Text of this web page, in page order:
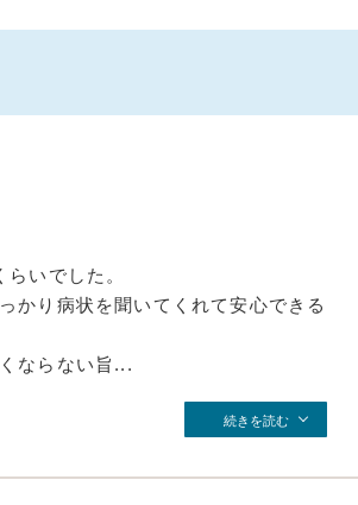
いでした。
かり病状を聞いてくれて安心できる
ならない旨...
続きを読む